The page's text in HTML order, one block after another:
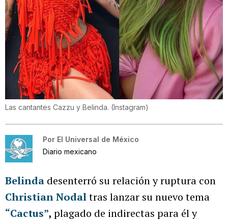
Las cantantes Cazzu y Belinda. (Instagram)
Por El Universal de México
Diario mexicano
Belinda desenterró su relación y ruptura con
Christian Nodaltras lanzar su nuevo tema
“Cactus”, plagado de indirectas para él y